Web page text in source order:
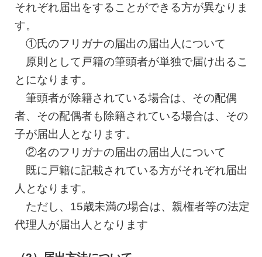
それぞれ届出をすることができる方が異なりま
す。
①氏のフリガナの届出の届出人について
原則として戸籍の筆頭者が単独で届け出るこ
とになります。
筆頭者が除籍されている場合は、その配偶
者、その配偶者も除籍されている場合は、その
子が届出人となります。
②名のフリガナの届出の届出人について
既に戸籍に記載されている方がそれぞれ届出
人となります。
ただし、15歳未満の場合は、親権者等の法定
代理人が届出人となります